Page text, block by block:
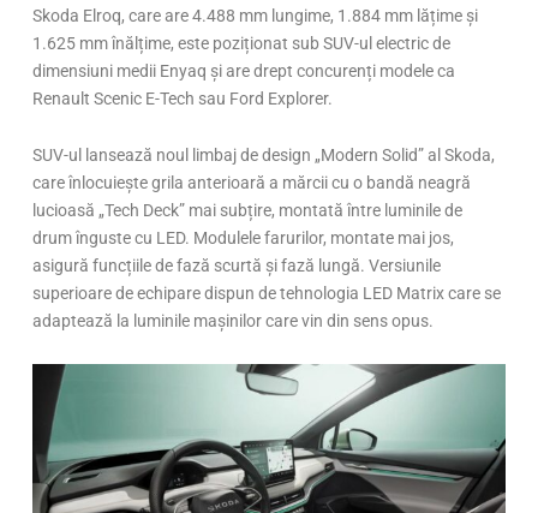
Skoda Elroq, care are 4.488 mm lungime, 1.884 mm lățime și
1.625 mm înălțime, este poziționat sub SUV-ul electric de
dimensiuni medii Enyaq și are drept concurenți modele ca
Renault Scenic E-Tech sau Ford Explorer.
SUV-ul lansează noul limbaj de design „Modern Solid” al Skoda,
care înlocuiește grila anterioară a mărcii cu o bandă neagră
lucioasă „Tech Deck” mai subțire, montată între luminile de
drum înguste cu LED. Modulele farurilor, montate mai jos,
asigură funcțiile de fază scurtă și fază lungă. Versiunile
superioare de echipare dispun de tehnologia LED Matrix care se
adaptează la luminile mașinilor care vin din sens opus.